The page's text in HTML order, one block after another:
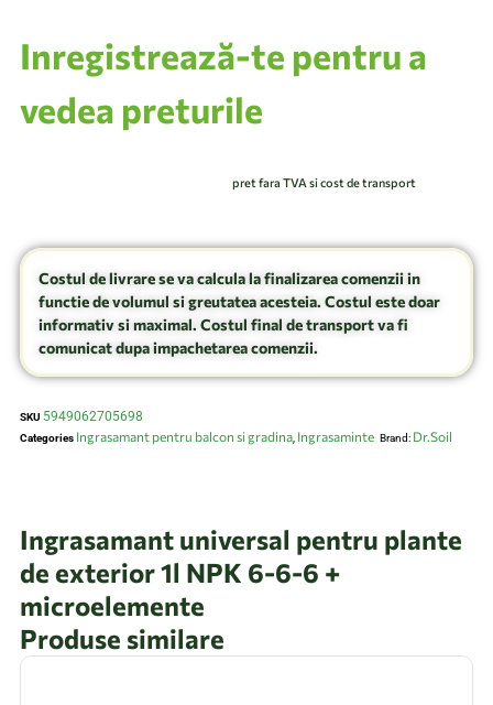
Inregistrează-te pentru a
vedea preturile
pret fara TVA si cost de transport
Costul de livrare se va calcula la finalizarea comenzii in
functie de volumul si greutatea acesteia. Costul este doar
informativ si maximal. Costul final de transport va fi
comunicat dupa impachetarea comenzii.
SKU 5949062705698
Categories Ingrasamant pentru balcon si gradina Ingrasaminte Brand: Dr.Soil
Ingrasamant universal pentru plante
de exterior 1l NPK 6-6-6 +
microelemente
Produse similare